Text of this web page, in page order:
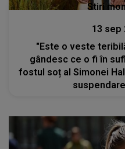
Stiri
13 sep
"Este o veste
gândesc ce o fi în
fostul soț al Simonei